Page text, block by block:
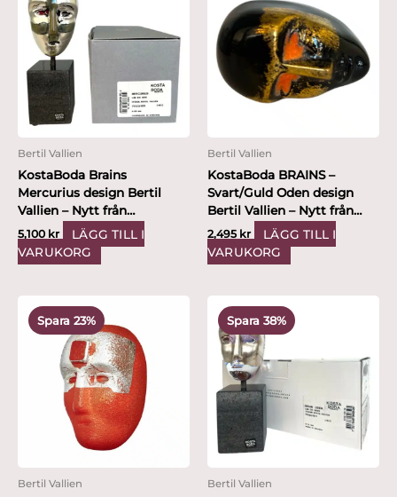
Bertil Vallien
KostaBoda Brains
Mercurius design Bertil
Vallien – Nytt från
glasprinsen
5,100 kr
LÄGG TILL I
VARUKORG
Bertil Vallien
KostaBoda BRAINS –
Svart/Guld Oden design
Bertil Vallien – Nytt från
glasprinsen
2,495 kr
LÄGG TILL I
VARUKORG
Spara 23%
Bertil Vallien
ursprungliga
var:
5,200 kr.
priset
är:
3,999 kr.
Spara 38%
Bertil Vallien
ursprungliga
var:
5,100 kr.
nuvarande
priset
3,149 kr.